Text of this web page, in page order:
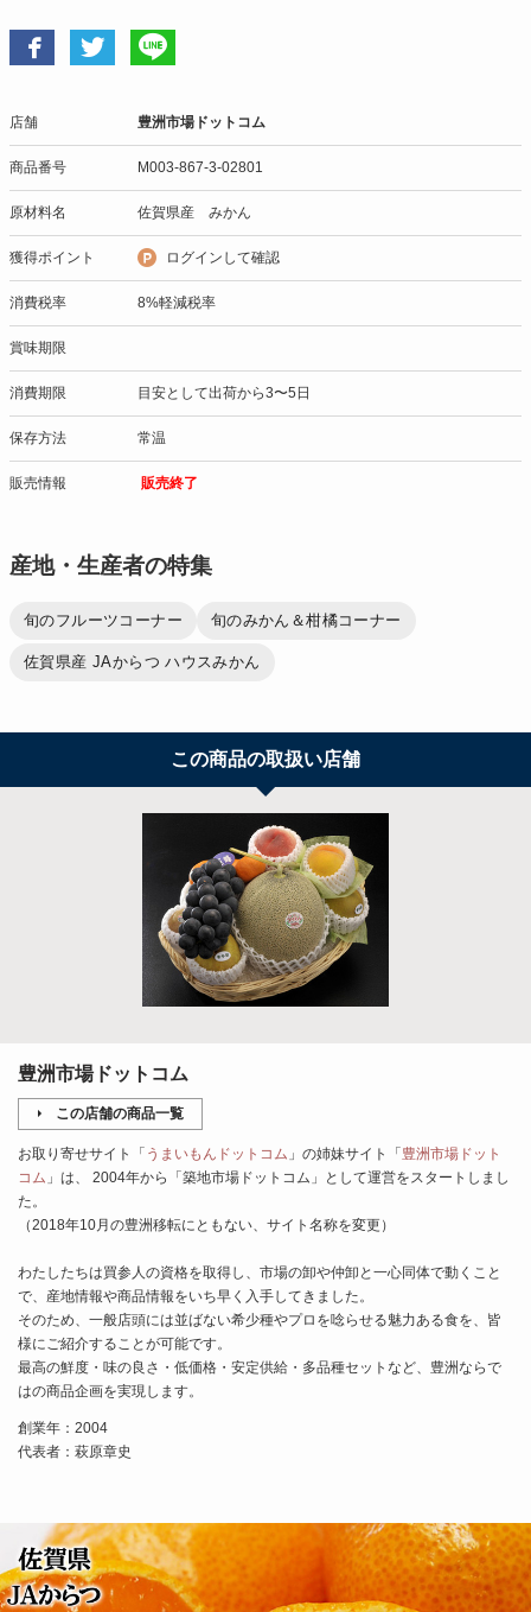
店舗 豊洲市場ドットコム
商品番号 M003-867-3-02801
原材料名 佐賀県産 みかん
獲得ポイント ログインして確認
消費税率 8%軽減税率
賞味期限
消費期限 目安として出荷から3〜5日
保存方法 常温
販売情報 販売終了
産地・生産者の特集
旬のフルーツコーナー 旬のみかん＆柑橘コーナー
佐賀県産 JAからつ ハウスみかん
この商品の取扱い店舗
豊洲市場ドットコム
この店舗の商品一覧
お取り寄せサイト「 うまいもんドットコム 」の姉妹サイト「 豊洲市場ドット
コム 」は、 2004年から「築地市場ドットコム」として運営をスタートしまし
た。
（2018年10月の豊洲移転にともない、サイト名称を変更）
わたしたちは買参人の資格を取得し、市場の卸や仲卸と一心同体で動くこと
で、産地情報や商品情報をいち早く入手してきました。
そのため、一般店頭には並ばない希少種やプロを唸らせる魅力ある食を、皆
様にご紹介することが可能です。
最高の鮮度・味の良さ・低価格・安定供給・多品種セットなど、豊洲ならで
はの商品企画を実現します。
創業年：2004
代表者：萩原章史